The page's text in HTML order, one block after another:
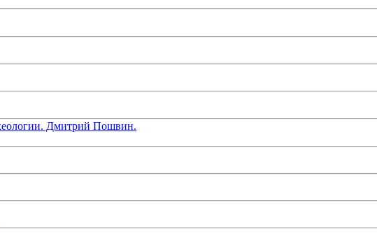
Дмитрий Пошвин.